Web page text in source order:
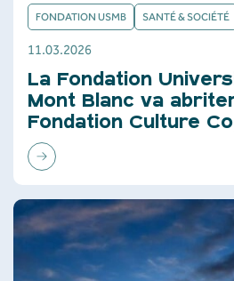
FONDATION USMB SANTÉ & SOCIÉTÉ
11.03.2026
La Fondation
Mont Blanc va
Fondation Culture